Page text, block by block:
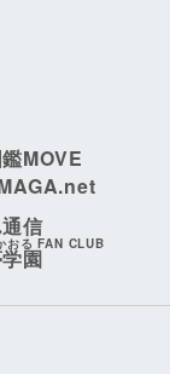
MOVE
信
おる FAN CLUB
園